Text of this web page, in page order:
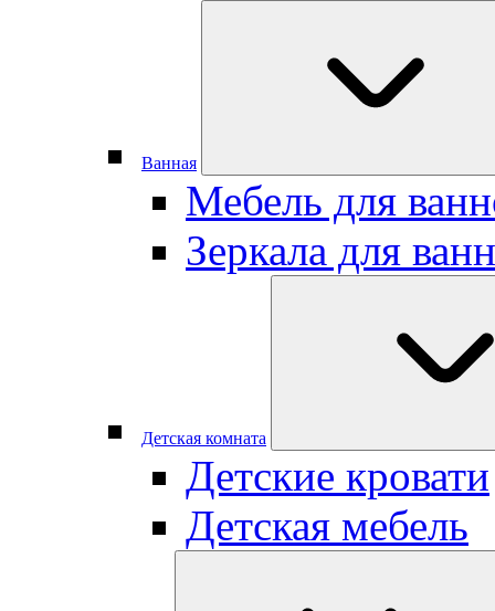
Ванная
Мебель для
Зеркала для
Детская комната
Детские кровати
Детская мебель